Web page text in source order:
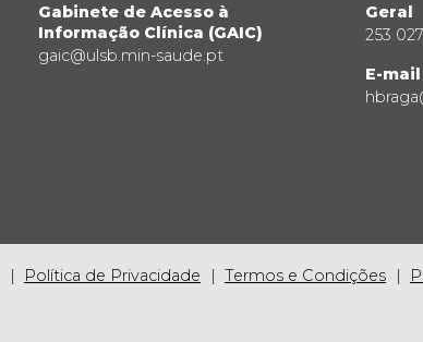
Gabinete de Acesso à
Informação Clínica (GAIC)
gaic@ulsb.min-saude.pt
Geral
253
E-mail
Política de Privacidade Termos e Condições